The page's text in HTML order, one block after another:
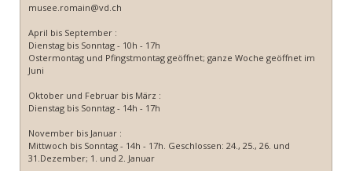
musee.romain@vd.ch
April bis September :
Dienstag bis Sonntag - 10h - 17h
Ostermontag und Pfingstmontag geöffnet; ganze Woche geöffnet im
Juni
Oktober und Februar bis März :
Dienstag bis Sonntag - 14h - 17h
November bis Januar :
Mittwoch bis Sonntag - 14h - 17h. Geschlossen: 24., 25., 26. und
31.Dezember; 1. und 2. Januar